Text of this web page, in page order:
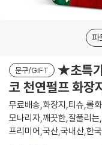
파
문구/GIFT
★초특
코 천연펄프 화
무료배송,화장지,티슈,롤
모나리자,깨끗한,잘풀리
프리미어,국산,국내산,한